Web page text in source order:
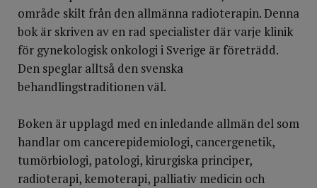
område skilt från den allmänna radioterapin. Denna
bok är skriven av en rad specialister där varje klinik
för gynekologisk onkologi i Sverige är företrädd.
Den speglar alltså den svenska
behandlingstraditionen väl.
Boken är upplagd med en inledande allmän del som
handlar om cancerepidemiologi, cancergenetik,
tumörbiologi, patologi, kirurgiska principer,
radioterapi, kemoterapi, palliativ medicin och